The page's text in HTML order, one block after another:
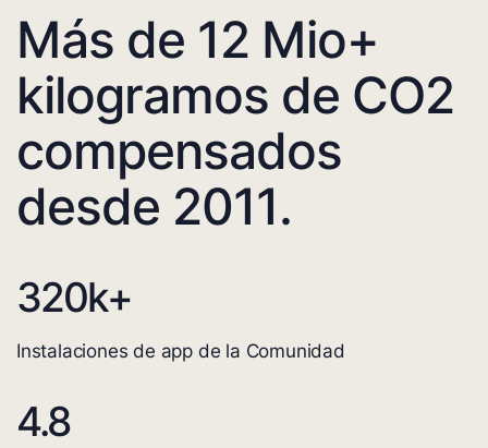
Más de 12 Mio+
kilogramos de CO2
compensados
desde 2011.
320k+
Instalaciones de app de la Comunidad
4.8